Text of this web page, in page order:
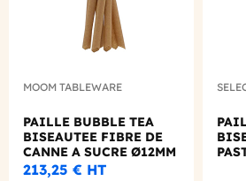
MOOM TABLEWARE
PAILLE BUBBLE TEA
BISEAUTEE FIBRE DE
CANNE A SUCRE Ø12MM
L.210 MM X150
213,25 € HT